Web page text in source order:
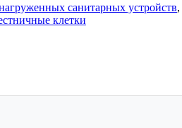
санитарных устройств,
клетки